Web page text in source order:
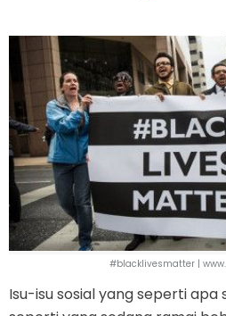
#blacklivesmatter |
Isu-isu sosial yang seperti apa